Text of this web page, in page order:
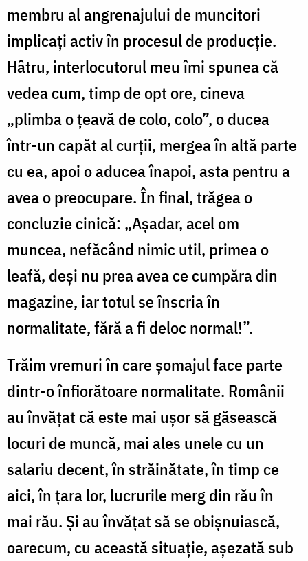
membru al angrenajului de muncitori
implicați activ în procesul de producție.
Hâtru, interlocutorul meu îmi spunea că
vedea cum, timp de opt ore, cineva
„plimba o țeavă de colo, colo”, o ducea
într-un capăt al curții, mergea în altă parte
cu ea, apoi o aducea înapoi, asta pentru a
avea o preocupare. În final, trăgea o
concluzie cinică: „Așadar, acel om
muncea, nefăcând nimic util, primea o
leafă, deși nu prea avea ce cumpăra din
magazine, iar totul se înscria în
normalitate, fără a fi deloc normal!”.
Trăim vremuri în care șomajul face parte
dintr-o înfiorătoare normalitate. Românii
au învățat că este mai ușor să găsească
locuri de muncă, mai ales unele cu un
salariu decent, în străinătate, în timp ce
aici, în țara lor, lucrurile merg din rău în
mai rău. Și au învățat să se obișnuiască,
oarecum, cu această situație, așezată sub